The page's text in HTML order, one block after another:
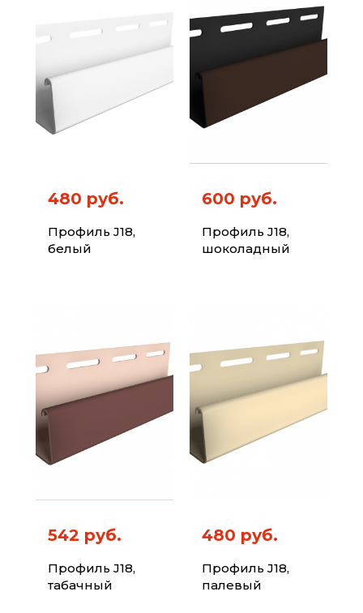
480 руб.
Профиль J18,
белый
600 руб.
Профиль J18,
шоколадный
542 руб.
Профиль J18,
табачный
480 руб.
Профиль J18,
палевый